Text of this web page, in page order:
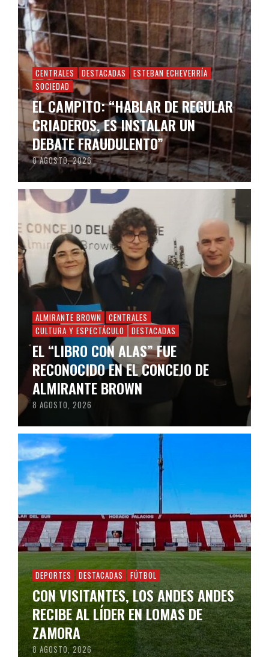
CENTRALES DESTACADAS
ESTEBAN ECHEVERRÍA
SOCIEDAD
EL CAMPITO: “HABLAR DE REGULAR
CRIADEROS, ES INSTALAR UN
DEBATE FRAUDULENTO”
8 AGOSTO, 2026
ALMIRANTE BROWN
CENTRALES
CULTURA Y ESPECTÁCULO
DESTACADAS
EL “LIBRO CON ALAS” FUE
RECONOCIDO EN EL CONCEJO DE
ALMIRANTE BROWN
8 AGOSTO, 2026
DEPORTES DESTACADAS FÚTBOL
CON VISITANTES, LOS ANDES ANDES
RECIBE AL LÍDER EN LOMAS DE
ZAMORA
8 AGOSTO, 2026